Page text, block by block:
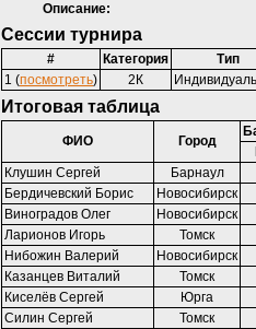
Описание:
Сессии турнира
# Категория
Тип
1 (посмотреть) 2К
Итоговая таблица
ФИО Город
Клушин Сергей
Барнаул
Бердичевский Борис
Новосибирск
Виноградов Олег
Новосибирск
Ларионов Игорь
Томск
Нибожин Валерий
Новосибирск
Казанцев Виталий
Томск
Киселёв Сергей
Юрга
Силин Сергей
Томск